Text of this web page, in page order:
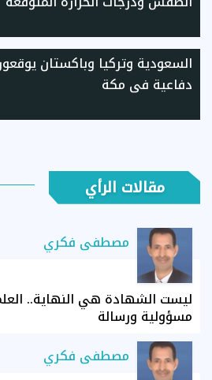
السعودية وتركيا وباكستان
دفاعية فى مكة
مقالات الرأي
مصطفى فكري
ليست الشهادة هي النهاية..
مسؤولية ورسالة
مصطفى فكري